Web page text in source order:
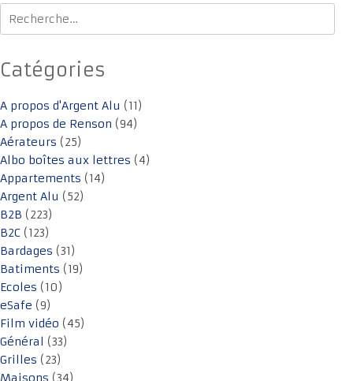
Rechercher :
Catégories
A propos d'Argent Alu (11)
A propos de Renson (94)
Aérateurs (25)
Albo boîtes aux lettres (4)
Appartements (14)
Argent Alu (52)
B2B (223)
B2C (123)
Bardages (31)
Batiments (19)
Ecoles (10)
eSafe (9)
Film vidéo (45)
Général (33)
Grilles (23)
Maisons (34)